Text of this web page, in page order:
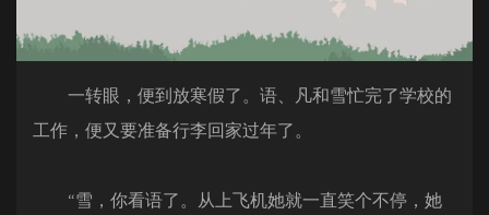
一转眼，便到放寒假了。语、凡和雪忙完了学校的
工作，便又要准备行李回家过年了。
“雪，你看语了。从上飞机她就一直笑个不停，她